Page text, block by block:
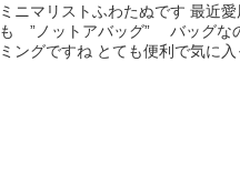
ミニマリストふわたぬです 最近
も ”ノットアバッグ” バッグな
ミングですね とても便利で気に